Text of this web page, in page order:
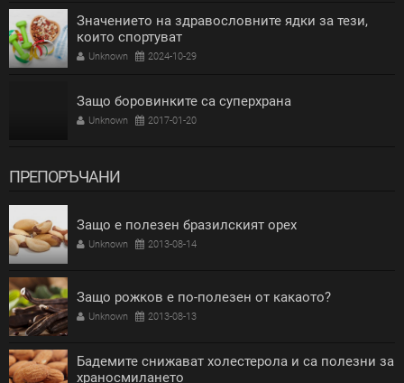
Значението на здравословните ядки за тези,
които спортуват
Unknown 2024-10-29
Защо боровинките са суперхрана
Unknown 2017-01-20
ПРЕПОРЪЧАНИ
Защо е полезен бразилският орех
Unknown 2013-08-14
Защо рожков е по-полезен от какаото?
Unknown 2013-08-13
Бадемите снижават холестерола и са полезни за
храносмилането